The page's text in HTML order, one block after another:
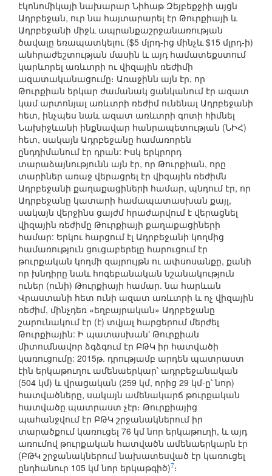
էկոնոմիկայի նախարար Նիհաթ Զեյբեքջիի այցն
Ադրբեջան, ուր նա հայտարարել էր Թուրքիայի և
Ադրբեջանի միջև ապրանքաշրջանառության
ծավալը եռապատկելու ($5 մլրդ-ից մինչև $15 մլրդ-ի)
անհրաժեշտության մասին և այդ համատեքստում
կարևորել առևտրի ու վիզային ռեժիմի
ազատականացումը։ Առաջինն այն էր, որ
Թուրքիան երկար ժամանակ ցանկանում էր ազատ
կամ արտոնյալ առևտրի ռեժիմ ունենալ Ադրբեջանի
հետ, ինչպես նաև ազատ առևտրի գոտի հիմնել
Նախիջևանի ինքնավար հանրապետության (ՆԻՀ)
հետ, սակայն Ադրբեջանը համառորեն
ընդդիմանում էր դրան: Իսկ երկրորդ
տարաձայնությունն այն էր, որ Թուրքիան, որը
տարիներ առաջ վերացրել էր վիզային ռեժիմն
Ադրբեջանի քաղաքացիների համար, պնդում էր, որ
Ադրբեջանը կատարի համապատասխան քայլ,
սակայն վերջինս ցայժմ հրաժարվում է վերացնել
վիզային ռեժիմը Թուրքիայի քաղաքացիների
համար: Երկու հարցում էլ Ադրբեջանի կողմից
համառություն ցուցաբերելը հարուցում էր
թուրքական կողմի զայրույթն ու ափսոսանքը, քանի
որ խնդիրը նաև հոգեբանական նշանակություն
ուներ (ունի) Թուրքիայի համար. նա հարևան
Վրաստանի հետ ունի ազատ առևտրի և ոչ վիզային
ռեժիմ, մինչդեռ «եղբայրական» Ադրբեջանը
շարունակում էր (է) տվյալ հարցերում մերժել
Թուրքիային: Ի պատասխան՝ Թուրքիան
միտումնավոր ձգձգում էր ԲԹԿ իր հատվածի
կառուցումը: 2015թ. դրությամբ արդեն պատրաստ
էին երկաթուղու ամենաերկար՝ ադրբեջանական
(504 կմ) և վրացական (259 կմ, որից 29 կմ-ը՝ նոր)
հատվածները, սակայն ամենակարճ թուրքական
հատվածը պատրաստ չէր։ Թուրքիայից
պահանջվում էր ԲԹԿ շրջանակներում իր
տարածքում կառուցել 76 կմ նոր երկաթուղի, և այդ
առումով թուրքական հատվածն ամենաերկարն էր
(ԲԹԿ շրջանակներում նախատեսված էր կառուցել
ընդհանուր 105 կմ նոր երկաթգիծ)7։